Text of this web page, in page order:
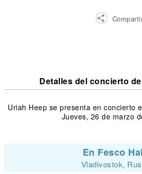
Detalles del concierto
Uriah Heep se presenta en concierto
Jueves, 26 de marzo
En Fesco
Vladivostok,